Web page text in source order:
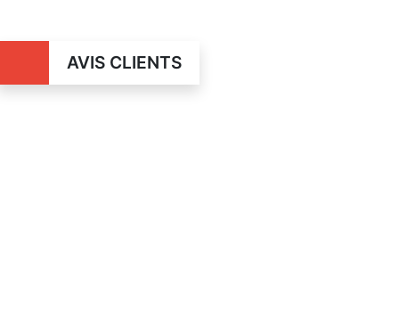
AVIS CLIENTS